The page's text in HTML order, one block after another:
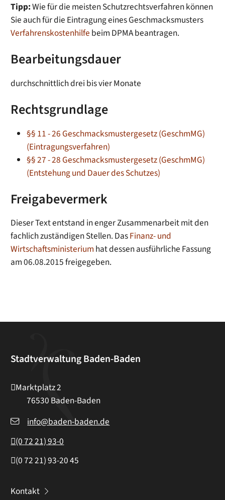
Tipp:Wie für die meisten Schutzrechtsverfahren können
Sie auch für die Eintragung eines Geschmacksmusters
Verfahrenskostenhilfe beim DPMA beantragen.
Bearbeitungsdauer
durchschnittlich drei bis vier Monate
Rechtsgrundlage
§§ 11 - 26 Geschmacksmustergesetz (GeschmMG)
(Eintragungsverfahren)
§§ 27 - 28 Geschmacksmustergesetz (GeschmMG)
(Entstehung und Dauer des Schutzes)
Freigabevermerk
Dieser Text entstand in enger Zusammenarbeit mit den
fachlich zuständigen Stellen. DasFinanz- und
Wirtschaftsministerium hat dessen ausführliche Fassung
am 06.08.2015 freigegeben.
Stadtverwaltung Baden-Baden
Marktplatz 2
76530 Baden-Baden
info@baden-baden.de
(07221) 93-0
(07221) 93-2045
Kontakt